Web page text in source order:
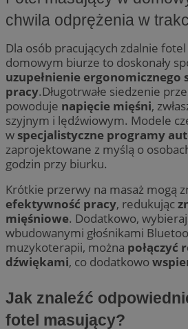
chwila odprężenia w
Dla osób pracujących zdalnie
domowym biurze to doskonały
uzupełnienie ergonomicznego
pracy.Długotrwałe siedzenie
powoduje napięcie mięśni,
szyjnym i lędźwiowym. Modele
w specjalistyczne programy
zaprojektowane z myślą o
godzin przy biurku.
Krótkie przerwy na masaż mogą
efektywność pracy, redukując
mięśniowe. Dodatkowo,
wbudowanymi głośnikami
muzykoterapii, można połączyć
dźwiękami, co dodatkowo
Jak znaleźć
fotel masujący?